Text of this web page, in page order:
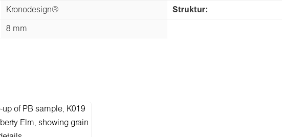
Kronodesign® Struktur:
8 mm